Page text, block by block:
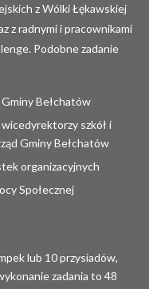
z Wólki Łękawskiej
z radnymi i pracownikami
Podobne zadanie
Bełchatów
szkół i
Gminy Bełchatów
organizacyjnych
Społecznej
lub 10 przysiadów,
zadania to 48